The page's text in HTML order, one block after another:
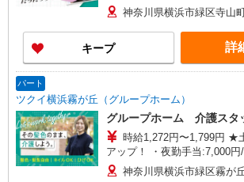
間深夜手当:300円/時間 （
帯） ・ICT手当:2,000円/月 ・
・ケア→ケアの移動時間も賃
土日祝日手当:100円/時間含
験等による
神奈川県横浜市緑区寺山
キープ 詳
パート
ツクイ横浜霧が丘（グループホーム）
グループホーム 介護スタ
時給1,272円〜1,799円 ★土日祝日は時給100円
アップ！ ・夜勤手当:7,000
給与幅は資格・経験等による
神奈川県横浜市緑区霧が